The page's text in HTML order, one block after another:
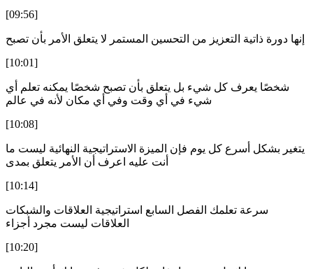
[09:56]
إنها دورة ذاتية التعزيز من التحسين المستمر لا يتعلق الأمر بأن تصبح
[10:01]
شخصًا يعرف كل شيء بل يتعلق بأن تصبح شخصًا يمكنه تعلم أي
شيء في أي وقت وفي أي مكان لأنه في عالم
[10:08]
يتغير بشكل أسرع كل يوم فإن الميزة الاستراتيجية النهائية ليست ما
أنت عليه اعرف أن الأمر يتعلق بمدى
[10:14]
سرعة تعلمك الفصل السابع استراتيجية العلاقات والشبكات
العلاقات ليست مجرد أجزاء
[10:20]